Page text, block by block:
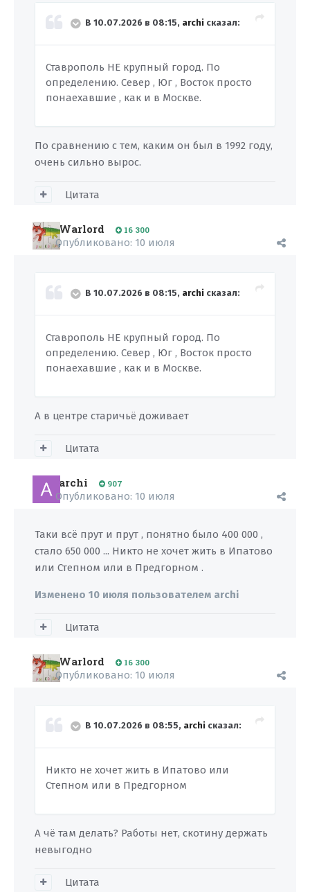
В 10.07.2026 в 08:15, archi сказал:
Ставрополь НЕ крупный город. По
определению. Север , Юг , Восток просто
понаехавшие , как и в Москве.
По сравнению с тем, каким он был в 1992 году,
очень сильно вырос.
Цитата
Warlord 16 300
Опубликовано: 10 июля
В 10.07.2026 в 08:15, archi сказал:
Ставрополь НЕ крупный город. По
определению. Север , Юг , Восток просто
понаехавшие , как и в Москве.
А в центре старичьё доживает
Цитата
archi 907
Опубликовано: 10 июля
Таки всё прут и прут , понятно было 400 000 ,
стало 650 000 ... Никто не хочет жить в Ипатово
или Степном или в Предгорном .
Изменено 10 июля пользователем archi
Цитата
Warlord 16 300
Опубликовано: 10 июля
В 10.07.2026 в 08:55, archi сказал:
Никто не хочет жить в Ипатово или
Степном или в Предгорном
А чё там делать? Работы нет, скотину держать
невыгодно
Цитата